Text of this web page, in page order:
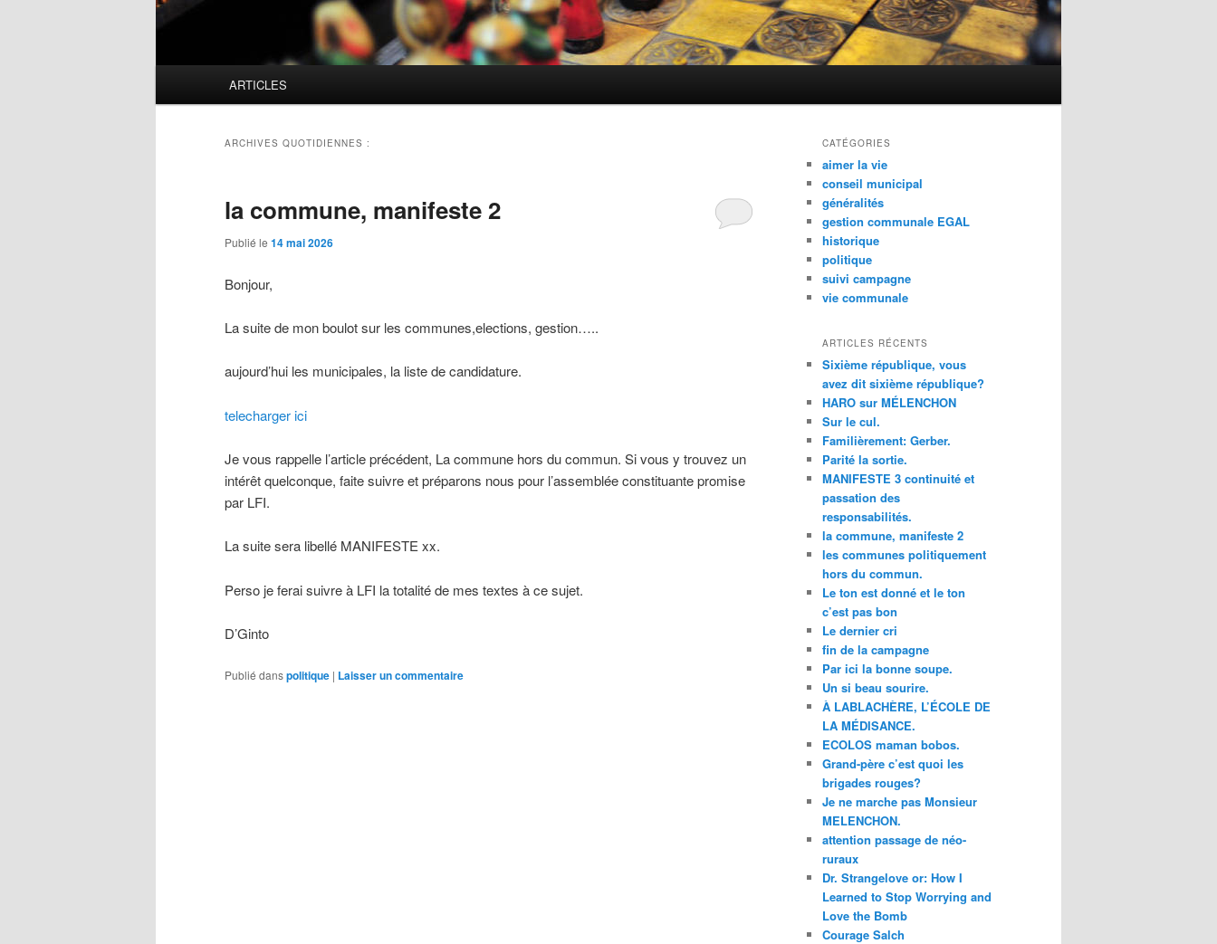
ARTICLES
ARCHIVES QUOTIDIENNES :
la commune, manifeste 2
Publié le 14 mai 2026
Bonjour,
La suite de mon boulot sur les communes,elections, gestion…..
aujourd’hui les municipales, la liste de candidature.
telecharger ici
Je vous rappelle l’article précédent, La commune hors du commun. Si vous y trouvez un
intérêt quelconque, faite suivre et préparons nous pour l’assemblée constituante promise
par LFI.
La suite sera libellé MANIFESTE xx.
Perso je ferai suivre à LFI la totalité de mes textes à ce sujet.
D’Ginto
Publié danspolitique | Laisser un commentaire
CATÉGORIES
aimer la vie
conseil municipal
généralités
gestion communale EGAL
historique
politique
suivi campagne
vie communale
ARTICLES RÉCENTS
Sixième république, vous
avez dit sixième république?
HARO sur MÉLENCHON
Sur le cul.
Familièrement: Gerber.
Parité la sortie.
MANIFESTE 3 continuité et
passation des
responsabilités.
la commune, manifeste 2
les communes politiquement
hors du commun.
Le ton est donné et le ton
c’est pas bon
Le dernier cri
fin de la campagne
Par ici la bonne soupe.
Un si beau sourire.
À LABLACHÈRE, L’ÉCOLE DE
LA MÉDISANCE.
ECOLOS maman bobos.
Grand-père c’est quoi les
brigades rouges?
Je ne marche pas Monsieur
MELENCHON.
attention passage de néo-
ruraux
Dr. Strangelove or: How I
Learned to Stop Worrying and
Love the Bomb
Courage Salch